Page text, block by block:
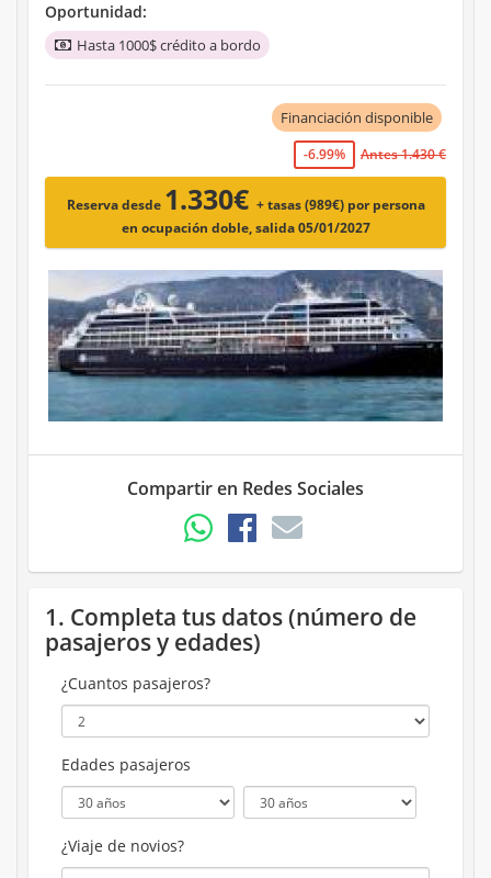
Oportunidad:
Hasta 1000$ crédito a bordo
Financiación disponible
-6.99% Antes 1.430 €
Reserva desde 1.330€ + tasas (989€) por persona
en ocupación doble, salida 05/01/2027
Compartir en Redes Sociales
1. Completa tus datos (número de
pasajeros y edades)
¿Cuantos pasajeros?
Edades pasajeros
¿Viaje de novios?